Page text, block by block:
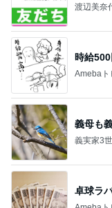
渡辺美奈
時給
Amebaト
義母も
義実家3
卓球ラ